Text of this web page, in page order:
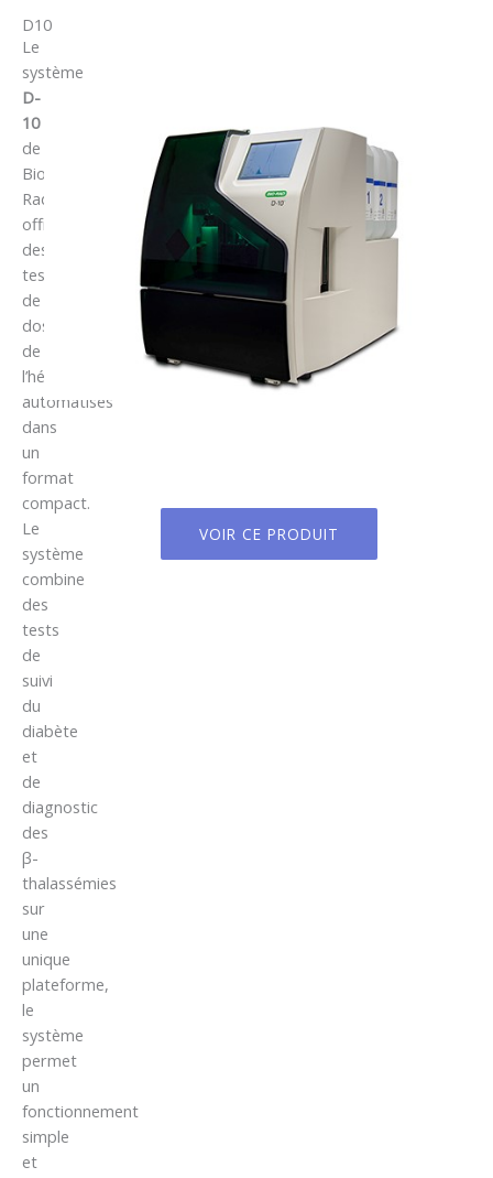
D10
Le
système
D-
10
de
Bio-
Rad
offre
des
tests
de
dosage
de
l’hémoglobine
automatisés
dans
un
format
compact.
Le
système
combine
des
tests
de
suivi
du
diabète
et
de
diagnostic
des
β-
thalassémies
sur
une
unique
plateforme,
le
système
permet
un
fonctionnement
simple
et
VOIR CE PRODUIT